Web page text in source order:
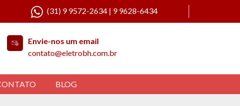
(31) 9 9572-2634 | 9 9628-6434
Envie-nos um email
contato@eletrobh.com.br
BLOG